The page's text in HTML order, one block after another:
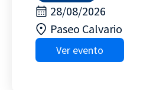
28/08/2026
Paseo Calvario
Ver evento